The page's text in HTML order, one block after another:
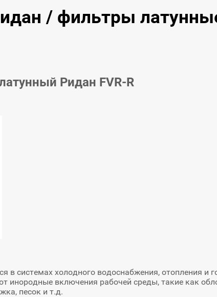
/ фильтры
Ридан FVR-R
в системах холодного водоснабжения, отопления и
инородные включения рабочей среды, такие как
песок и т.д.